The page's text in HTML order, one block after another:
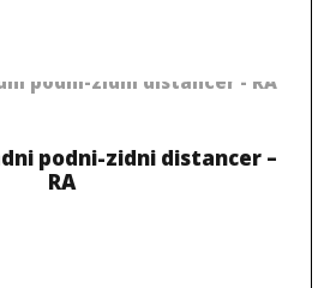
podni-zidni distancer –
RA